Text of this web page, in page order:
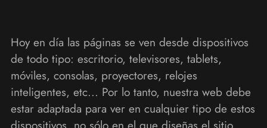
Hoy en día las páginas se ven desde dispositivos
de todo tipo: escritorio, televisores, tablets,
móviles, consolas, proyectores, relojes
inteligentes, etc... Por lo tanto, nuestra web debe
estar adaptada para ver en cualquier tipo de estos